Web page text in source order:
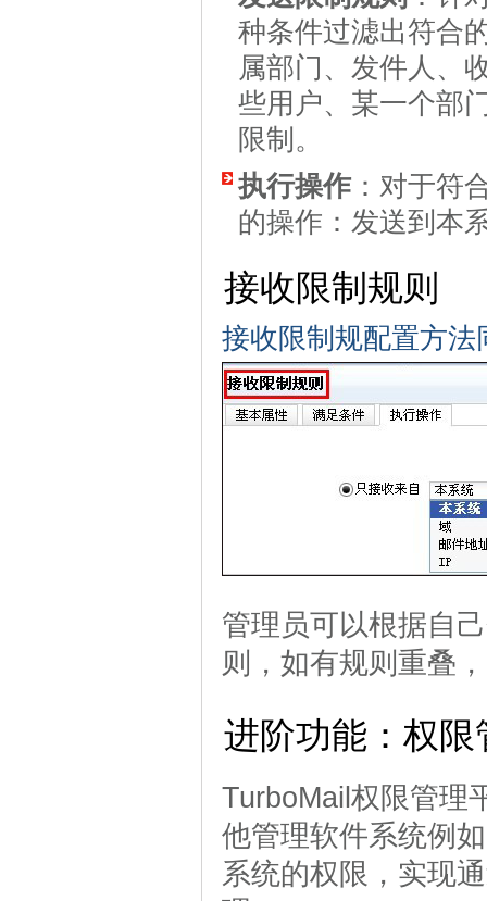
种条件过滤出符合
属部门、发件人、
些用户、某一个部
限制。
执行操作：对于符
的操作：发送到本
接收限制规则
接收限制规配置方法
管理员可以根据自
则，如有规则重叠
进阶功能：权限
TurboMail权限管理
他管理软件系统例
系统的权限，实现